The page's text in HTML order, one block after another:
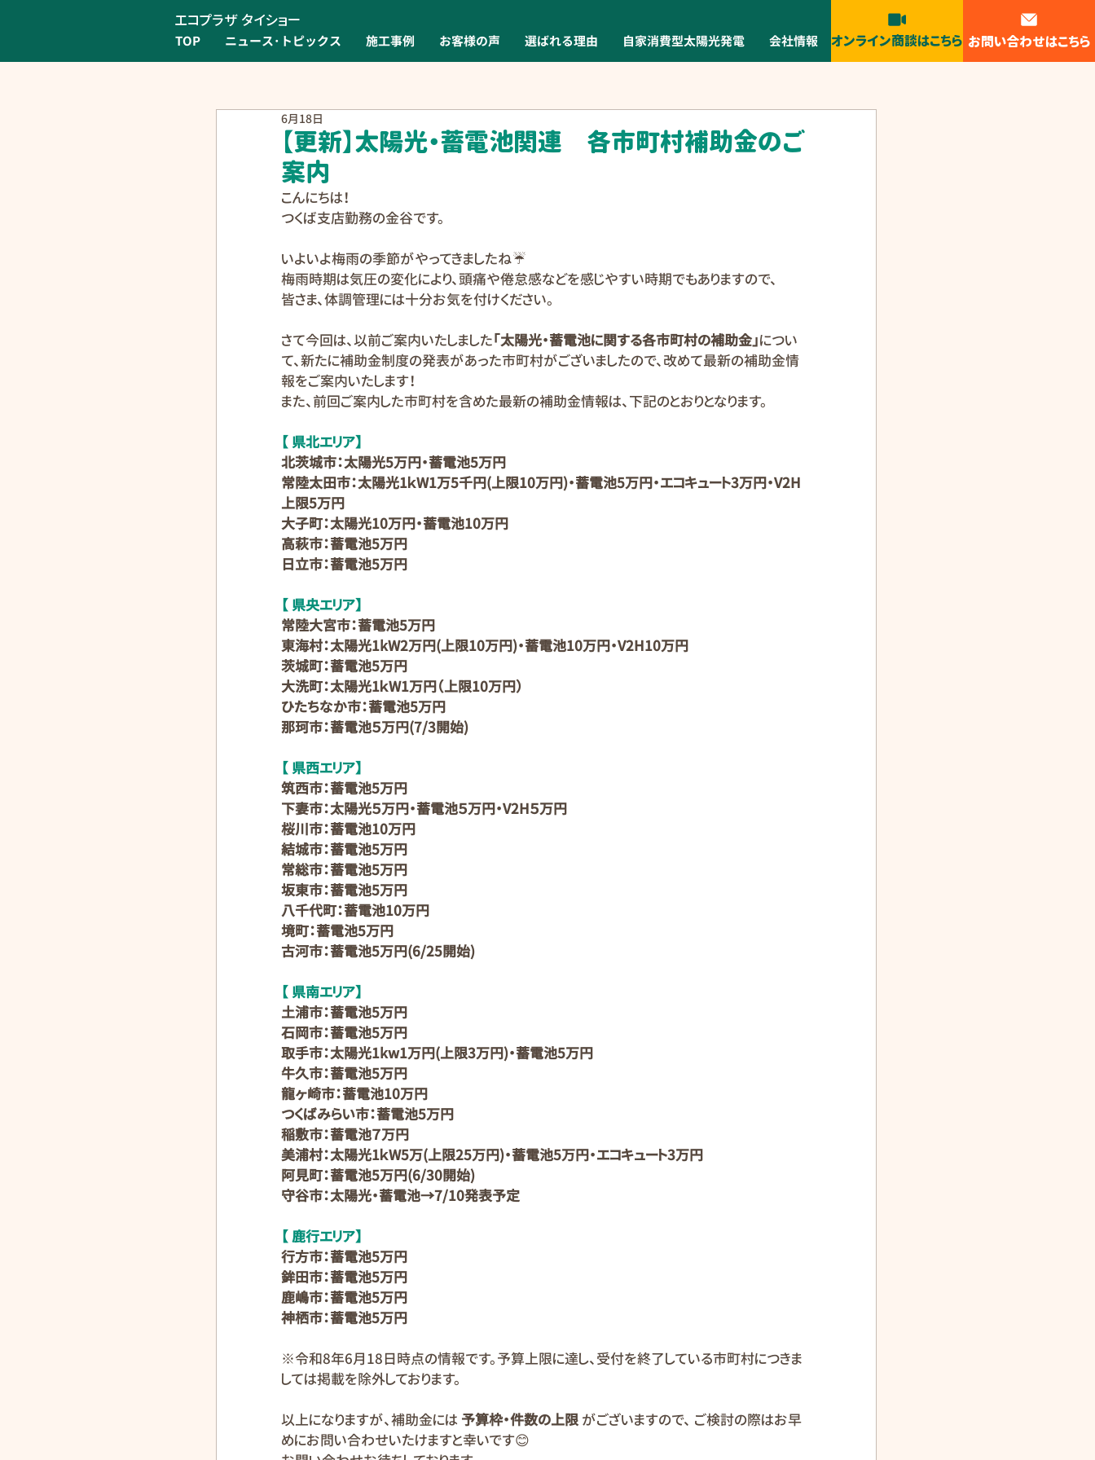
エコプラザ タイショー
TOP ニュース･トピックス 施工事例 お客様の声 選ばれる理由 自家消費型太陽光発電 会社情報 オンライン商談はこちら お問い合わせはこちら
【更新】太陽光・蓄電池関連 各市町村補助金のご
案内
6月18日
こんにちは！
つくば支店勤務の金谷です。
いよいよ梅雨の季節がやってきましたね☔
梅雨時期は気圧の変化により、頭痛や倦怠感などを感じやすい時期でもありますので、
皆さま、体調管理には十分お気を付けください。
さて今回は、以前ご案内いたしました「太陽光・蓄電池に関する各市町村の補助金」につい
て、新たに補助金制度の発表があった市町村がございましたので、改めて最新の補助金情
報をご案内いたします！
また、前回ご案内した市町村を含めた最新の補助金情報は、下記のとおりとなります。
【 県北エリア】
北茨城市：太陽光5万円・蓄電池5万円
常陸太田市：太陽光1ｋW1万5千円(上限10万円)・蓄電池5万円・エコキュート3万円・V2H
上限5万円
大子町：太陽光10万円・蓄電池10万円
高萩市：蓄電池5万円
日立市：蓄電池5万円
【 県央エリア】
常陸大宮市：蓄電池5万円
東海村：太陽光1kW2万円(上限10万円)・蓄電池10万円・V2H10万円
茨城町：蓄電池5万円
大洗町：太陽光1ｋW1万円（上限10万円）
ひたちなか市：蓄電池5万円
那珂市：蓄電池５万円(7/3開始)
【 県西エリア】
筑西市：蓄電池5万円
下妻市：太陽光５万円・蓄電池５万円・V2H５万円
桜川市：蓄電池10万円
結城市：蓄電池5万円
常総市：蓄電池5万円
坂東市：蓄電池5万円
八千代町：蓄電池10万円
境町：蓄電池5万円
古河市：蓄電池5万円(6/25開始)
【 県南エリア】
土浦市：蓄電池5万円
石岡市：蓄電池5万円
取手市：太陽光1kw1万円(上限3万円)・蓄電池5万円
牛久市：蓄電池5万円
龍ヶ崎市：蓄電池10万円
つくばみらい市：蓄電池5万円
稲敷市：蓄電池７万円
美浦村：太陽光1ｋW5万(上限25万円)・蓄電池5万円・エコキュート3万円
阿見町：蓄電池5万円(6/30開始)
守谷市：太陽光・蓄電池→7/10発表予定
【 鹿行エリア】
行方市：蓄電池5万円
鉾田市：蓄電池5万円
鹿嶋市：蓄電池5万円
神栖市：蓄電池5万円
※令和8年6月18日時点の情報です。予算上限に達し、受付を終了している市町村につきま
しては掲載を除外しております。
以上になりますが、補助金には 予算枠・件数の上限 がございますので、 ご検討の際はお早
めにお問い合わせいたけますと幸いです😊